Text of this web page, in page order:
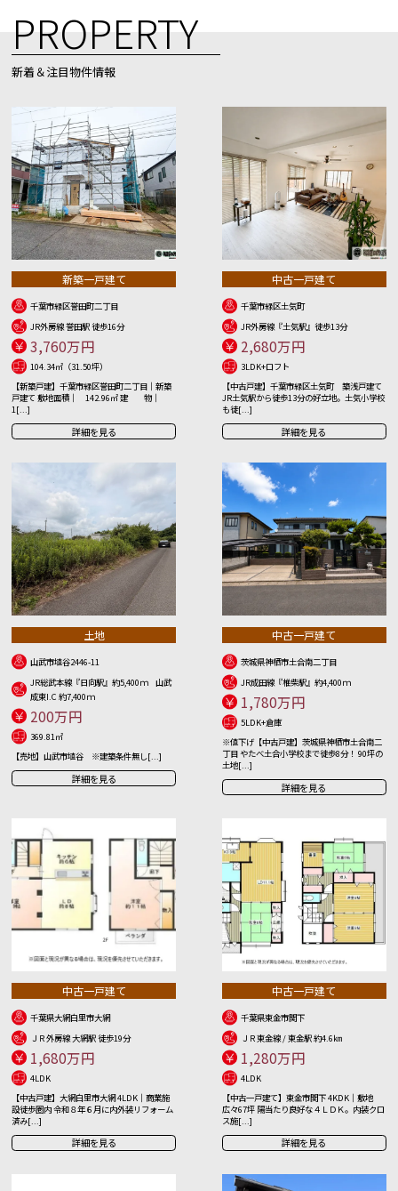
PROPERTY
新着＆注目物件情報
新築一戸建て
千葉市緑区誉田町二丁目
JR外房線 誉田駅 徒歩16分
3,760万円
104.34㎡（31.50坪）
【新築戸建】千葉市緑区誉田町二丁目｜新築
戸建て 敷地面積｜ 142.96㎡ 建 物｜
1[...]
詳細を見る
中古一戸建て
千葉市緑区土気町
JR外房線『土気駅』徒歩13分
2,680万円
3LDK+ロフト
【中古戸建】千葉市緑区土気町 築浅戸建て
JR土気駅から徒歩13分の好立地。土気小学校
も徒[...]
詳細を見る
土地
山武市埴谷2446-11
JR総武本線『日向駅』約5,400ｍ 山武
成東I.C 約7,400ｍ
200万円
369.81㎡
【売地】山武市埴谷 ※建築条件無し[...]
詳細を見る
中古一戸建て
茨城県神栖市土合南二丁目
JR成田線『椎柴駅』約4,400ｍ
1,780万円
5LDK+倉庫
※値下げ【中古戸建】茨城県神栖市土合南二
丁目 やたべ土合小学校まで徒歩8分！ 90坪の
土地[...]
詳細を見る
中古一戸建て
千葉県大網白里市大網
ＪＲ外房線 大網駅 徒歩19分
1,680万円
4LDK
【中古戸建】大網白里市大網 4LDK｜商業施
設徒歩圏内 令和８年６月に内外装リフォーム
済み[...]
詳細を見る
中古一戸建て
千葉県東金市関下
ＪＲ東金線 / 東金駅 約4.6㎞
1,280万円
4LDK
【中古一戸建て】東金市関下 4KDK｜敷地
広々67坪 陽当たり良好な４ＬＤＫ。内装クロ
ス施[...]
詳細を見る